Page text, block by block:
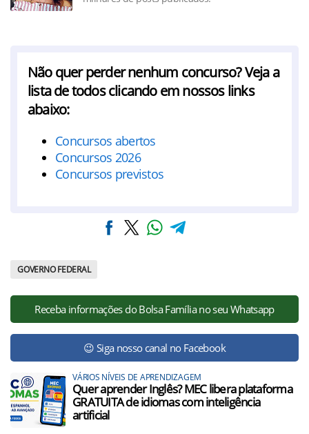
Não quer perder nenhum concurso? Veja a
lista de todos clicando em nossos links
abaixo:
Concursos abertos
Concursos 2026
Concursos previstos
GOVERNO FEDERAL
Receba informações do Bolsa Família no seu Whatsapp
😉 Siga nosso canal no Facebook
VÁRIOS NÍVEIS DE APRENDIZAGEM
Quer aprender Inglês? MEC libera plataforma
GRATUITA de idiomas com inteligência
artificial